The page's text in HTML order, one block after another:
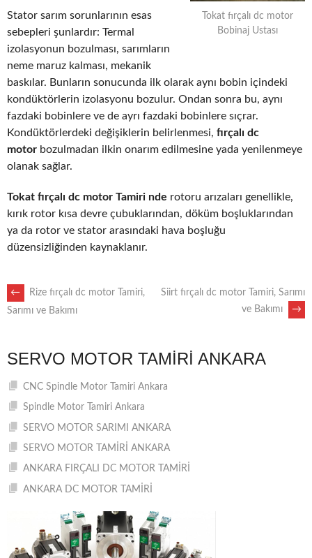
Tokat fırçalı dc motor
Bobinaj Ustası
Stator sarım sorunlarının esas
sebepleri şunlardır: Termal
izolasyonun bozulması, sarımların
neme maruz kalması, mekanik
baskılar. Bunların sonucunda ilk olarak aynı bobin içindeki
kondüktörlerin izolasyonu bozulur. Ondan sonra bu, aynı
fazdaki bobinlere ve de ayrı fazdaki bobinlere sıçrar.
Kondüktörlerdeki değişiklerin belirlenmesi, fırçalı dc
motor bozulmadan ilkin onarım edilmesine yada yenilenmeye
olanak sağlar.
Tokat fırçalı dc motor Tamiri nde rotoru arızaları genellikle,
kırık rotor kısa devre çubuklarından, döküm boşluklarından
ya da rotor ve stator arasındaki hava boşluğu
düzensizliğinden kaynaklanır.
POST
←
Rize fırçalı dc motor Tamiri,
Sarımı ve Bakımı
Siirt fırçalı dc motor Tamiri, Sarımı
ve Bakımı
→
SERVO MOTOR TAMIRI ANKARA
CNC Spindle Motor Tamiri Ankara
Spindle Motor Tamiri Ankara
SERVO MOTOR SARIMI ANKARA
SERVO MOTOR TAMİRİ ANKARA
ANKARA FIRÇALI DC MOTOR TAMİRİ
ANKARA DC MOTOR TAMİRİ